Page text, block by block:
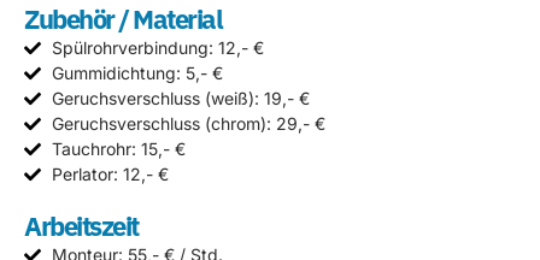
Zubehör / Material
Spülrohrverbindung: 12,- €
Gummidichtung: 5,- €
Geruchsverschluss (weiß): 19,- €
Geruchsverschluss (chrom): 29,- €
Tauchrohr: 15,- €
Perlator: 12,- €
Arbeitszeit
Monteur: 55,- € / Std.